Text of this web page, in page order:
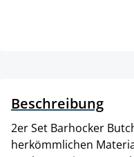
Beschreibung
2er Set Barhocker
herkömmlichen